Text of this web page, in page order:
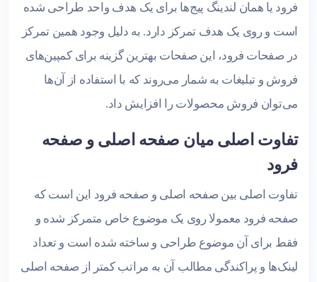
فرود یا همان لندینگ پیج‌ها برای یک هدف واحد طراحی شده
است و روی یک هدف تمرکز دارد. به دلیل وجود همین تمرکز
در صفحات فرود، این صفحات بهترین گزینه برای کمپین‌های
فروش و تبلیغات به شمار می‌روند که با استفاده از آن‌ها
می‌توان فروش محصولات را افزایش داد.
تفاوت اصلی میان صفحه اصلی و صفحه
فرود
تفاوت اصلی بین صفحه اصلی و صفحه فرود این است که
صفحه فرود معمولا روی یک موضوع خاص متمرکز شده و
فقط برای آن موضوع طراحی و ساخته شده است و تعداد
لینک‌ها و پراکندگی مطالب آن به مراتب کمتر از صفحه اصلی